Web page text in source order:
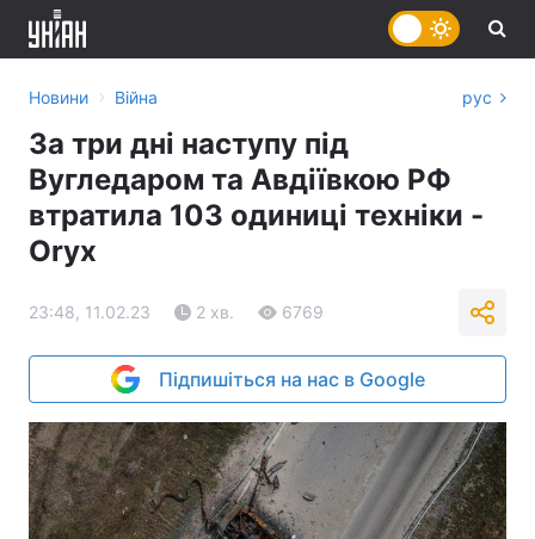
Новини › Війна рус
За три дні наступу під
Вугледаром та Авдіївкою РФ
втратила 103 одиниці техніки -
Oryx
23:48, 11.02.23 2 хв. 6769
Підпишіться на нас в Google